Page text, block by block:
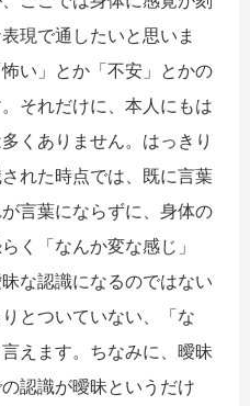
現で通したいと思いま
い」とか「不安」とかの
それだけに、本人にもは
くありません。はっきり
れた時点では、既に言葉
言葉にならずに、身体の
く「なんか変な感じ」
な認識になるのではない
とついていない、「な
えます。ちなみに、曖昧
認識が曖昧というだけ